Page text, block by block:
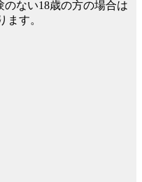
ない18歳の方の場合は
ます。